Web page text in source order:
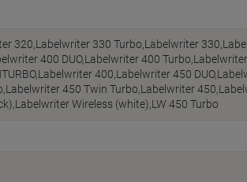
320,Labelwriter 330 Turbo,Labelwriter
400 DUO,Labelwriter 400
400,Labelwriter 450
450 Twin Turbo,Labelwriter
Wireless (white),LW 450 Turbo